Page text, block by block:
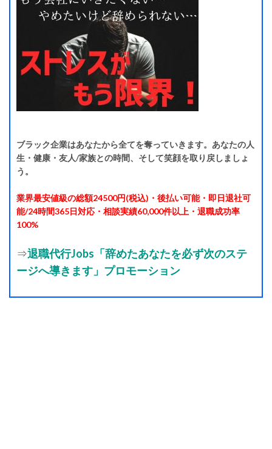
ブラック企業はあなたから全てを奪っていきます。あなたの人
生・健康・友人/家族との時間、そして笑顔を取り戻しましょ
う。
業界最安値級の総額24500円(税込)・後払い可能・即日退社可
能/24時間365日対応・相談実績60,000件以上・退職成功率
100%
⇒退職代行Jobs「辞めたあなたを必ず次のステ
ージへ導きます」プロモーション